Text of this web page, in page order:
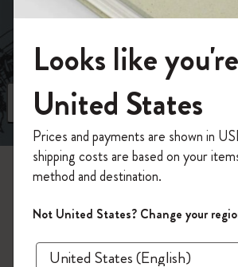
ィテールを学び、観察し、そし
フィルター 並び替
3 プロダクツ
モレスキンの世界へよ
「WELCOME10」を入力す
文が10%オフ＋送料無料にな
ール・アウトレット品は
Moleskineアカウントを作成し
ァーや会員特典、さらに多く
レーションを手に入れま
Looks like
United States
Prices and payments are shown in
shipping costs are based on your
method and destination.
Not United States? Change your